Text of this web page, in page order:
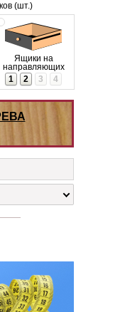
(шт.)
Ящики на
направляющих
1
2 3 4